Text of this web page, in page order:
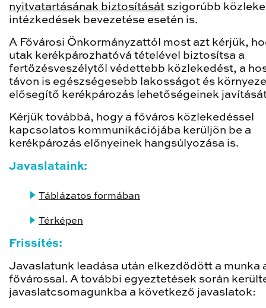
nyitvatartásának biztosítását szigorúbb
intézkedések bevezetése esetén is.
A Fővárosi Önkormányzattól most azt kérjük,
utak kerékpározhatóvá tételével biztosítsa a
fertőzésveszélytől védettebb közlekedést, a
távon is egészségesebb lakosságot és
elősegítő kerékpározás lehetőségeinek
Kérjük továbbá, hogy a főváros közlekedéssel
kapcsolatos kommunikációjába kerüljön be a
kerékpározás előnyeinek hangsúlyozása is.
Javaslataink:
Táblázatos formában
Térképen
Frissítés:
Javaslatunk leadása után elkezdődött a munka
fővárossal. A további egyeztetések során
javaslatcsomagunkba a következő javaslatok: